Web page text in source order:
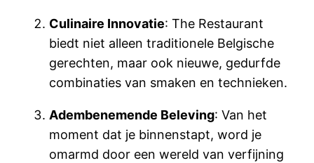
Culinaire Innovatie: The Restaurant
biedt niet alleen traditionele Belgische
gerechten, maar ook nieuwe, gedurfde
combinaties van smaken en technieken.
Adembenemende Beleving: Van het
moment dat je binnenstapt, word je
omarmd door een wereld van verfijning